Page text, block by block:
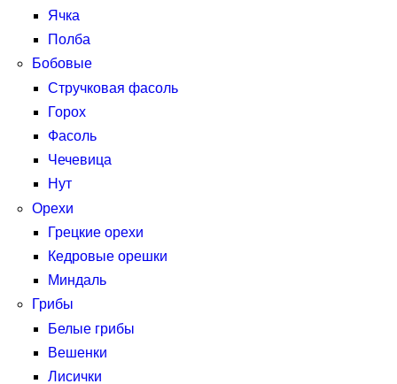
Ячка
Полба
Бобовые
Стручковая фасоль
Горох
Фасоль
Чечевица
Нут
Орехи
Грецкие орехи
Кедровые орешки
Миндаль
Грибы
Белые грибы
Вешенки
Лисички